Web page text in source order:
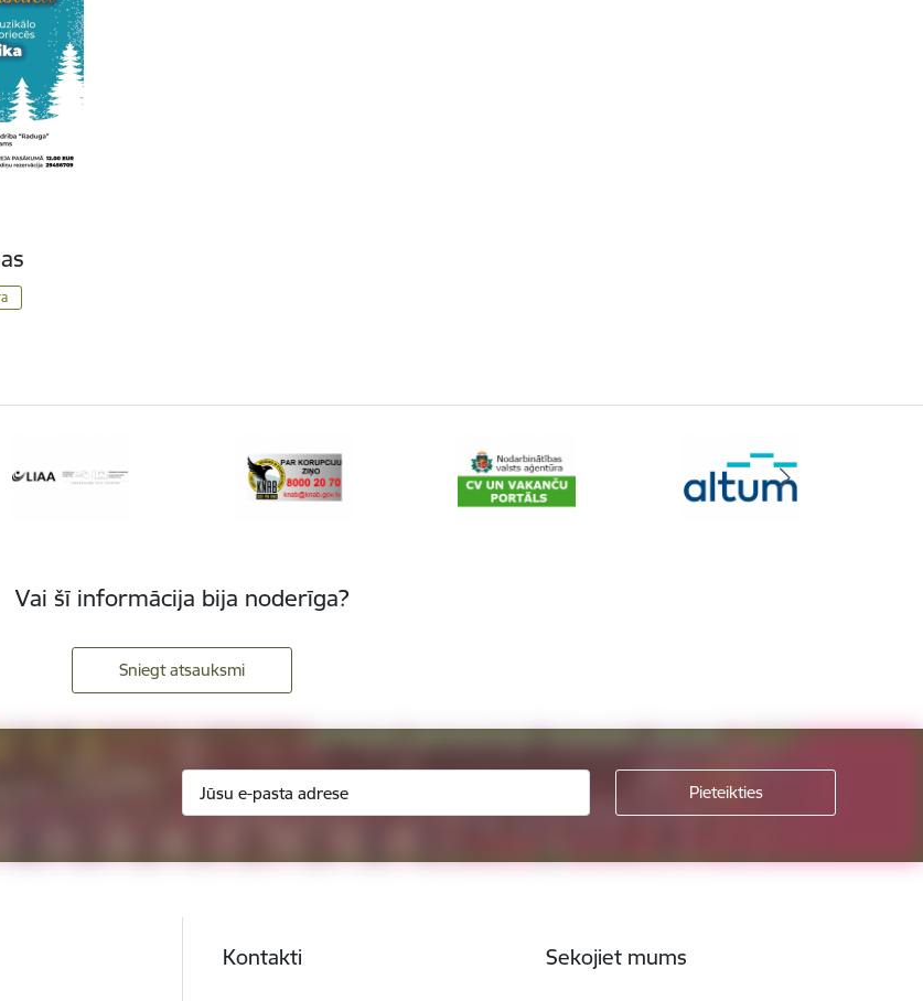
Vai šī informācija bija noderīga?
Sniegt atsauksmi
Kontakti Sekojiet mums